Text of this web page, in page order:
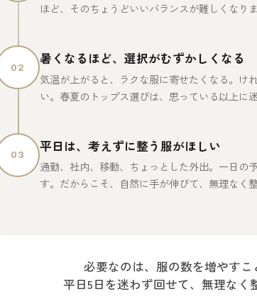
ほど、そのちょうどいいバランスが難しくなりま
02
暑くなるほど、選択がむずかしくなる
気温が上がると、ラクな服に寄せたくなる。け
い。春夏のトップス選びは、思っている以上に
03
平日は、考えずに整う服がほしい
通勤、社内、移動、ちょっとした外出。一日の
す。だからこそ、自然に手が伸びて、無理なく
必要なのは、服の数を増やすこ
平日5日を迷わず回せて、無理なく